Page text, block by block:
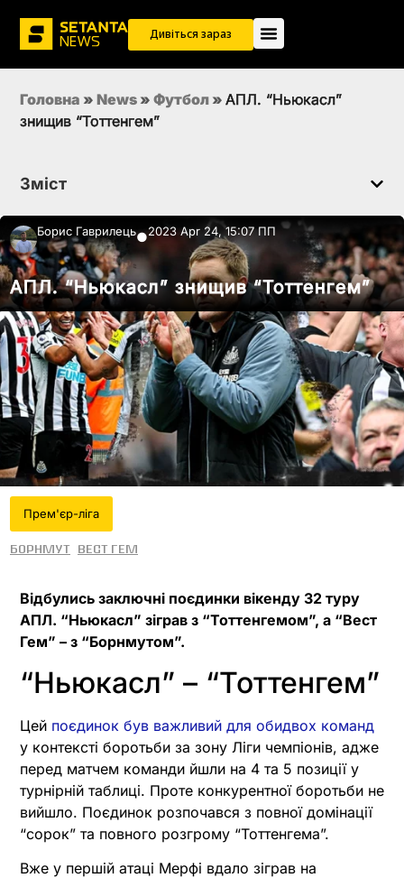
Дивіться зараз
Головна » News » Футбол » АПЛ. “Ньюкасл”
знищив “Тоттенгем”
Зміст
Борис Гаврилець●2023 Apr 24, 15:07 ПП
АПЛ. “Ньюкасл” знищив “Тоттенгем”
Прем'єр-ліга
Борнмут Вест Гем
Відбулись заключні поєдинки вікенду 32 туру
АПЛ. “Ньюкасл” зіграв з “Тоттенгемом”, а “Вест
Гем” – з “Борнмутом”.
“Ньюкасл” – “Тоттенгем”
Цей поєдинок був важливий для обидвох команд
у контексті боротьби за зону Ліги чемпіонів, адже
перед матчем команди йшли на 4 та 5 позиції у
турнірній таблиці. Проте конкурентної боротьби не
вийшло. Поєдинок розпочався з повної домінації
“сорок” та повного розгрому “Тоттенгема”.
Вже у першій атаці Мерфі вдало зіграв на